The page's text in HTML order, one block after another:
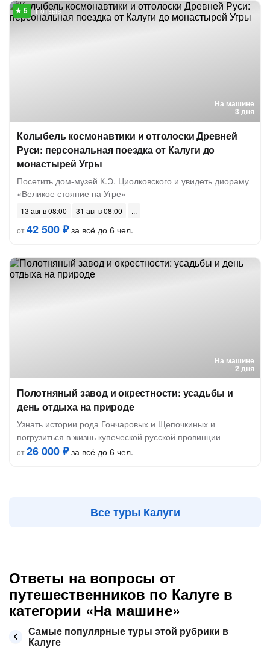
На машине
3 дня
1 отзыв
Колыбель космонавтики и отголоски Древней
Руси: персональная поездка от Калуги до
монастырей Угры
Посетить дом-музей К.Э. Циолковского и увидеть диораму
«Великое стояние на Угре»
13 авг в 08:00
31 авг в 08:00
от42 500 ₽за всё до 6 чел.
На машине
2 дня
Полотняный завод и окрестности: усадьбы и
день отдыха на природе
Узнать истории рода Гончаровых и Щепочкиных и
погрузиться в жизнь купеческой русской провинции
от26 000 ₽за всё до 6 чел.
Все туры Калуги
Ответы на вопросы от
путешественников по Калуге в
категории «На машине»
Самые популярные туры этой рубрики в
Калуге